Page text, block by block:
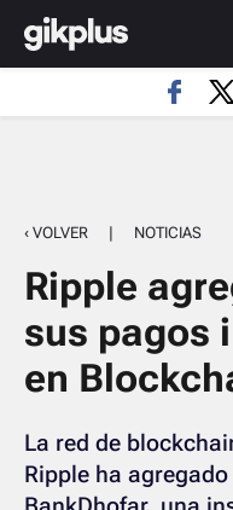
‹ VOLVER | NOTICIAS
Ripple
sus pagos
en
La red de
Ripple ha